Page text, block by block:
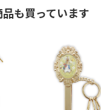
も買っています